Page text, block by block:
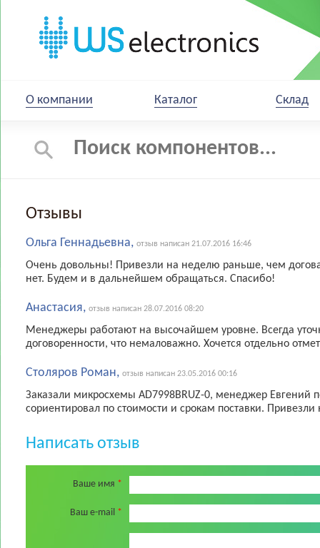
О компании Каталог Склад
Отзывы
Ольга Геннадьевна, отзыв написан 21.07.2016 16:46
Очень довольны! Привезли на неделю раньше, чем
нет. Будем и в дальнейшем обращаться. Спасибо!
Анастасия, отзыв написан 28.07.2016 08:20
Менеджеры работают на высочайшем уровне. Всегда
договоренности, что немаловажно. Хочется отдельно
Столяров Роман, отзыв написан 23.05.2016 00:16
Заказали микросхемы AD7998BRUZ-0, менеджер Евгений
сориентировал по стоимости и срокам поставки.
Написать отзыв
Ваше имя *
Ваш e-mail *